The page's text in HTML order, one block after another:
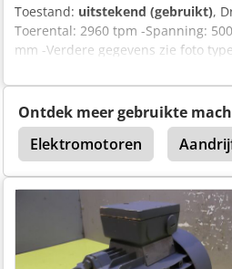
Toestand: uitstekend (gebruikt),
Toerental: 2960 tpm -Spanning:
mm -Verdere gegevens zie foto
Ontdek meer gebruikte
Elektromotoren